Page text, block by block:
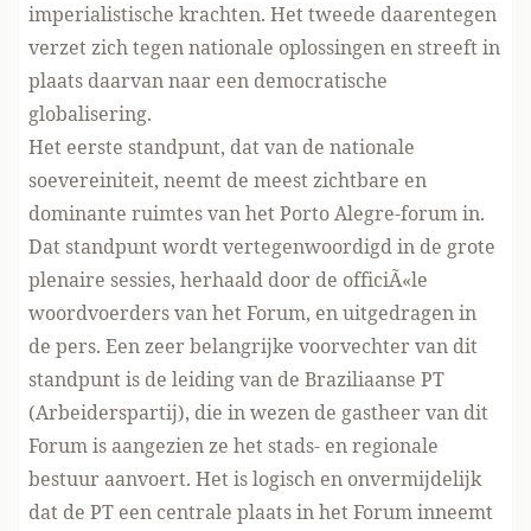
imperialistische krachten. Het tweede daarentegen
verzet zich tegen nationale oplossingen en streeft in
plaats daarvan naar een democratische
globalisering.
Het eerste standpunt, dat van de nationale
soevereiniteit, neemt de meest zichtbare en
dominante ruimtes van het Porto Alegre-forum in.
Dat standpunt wordt vertegenwoordigd in de grote
plenaire sessies, herhaald door de officiÃ«le
woordvoerders van het Forum, en uitgedragen in
de pers. Een zeer belangrijke voorvechter van dit
standpunt is de leiding van de Braziliaanse PT
(Arbeiderspartij), die in wezen de gastheer van dit
Forum is aangezien ze het stads- en regionale
bestuur aanvoert. Het is logisch en onvermijdelijk
dat de PT een centrale plaats in het Forum inneemt